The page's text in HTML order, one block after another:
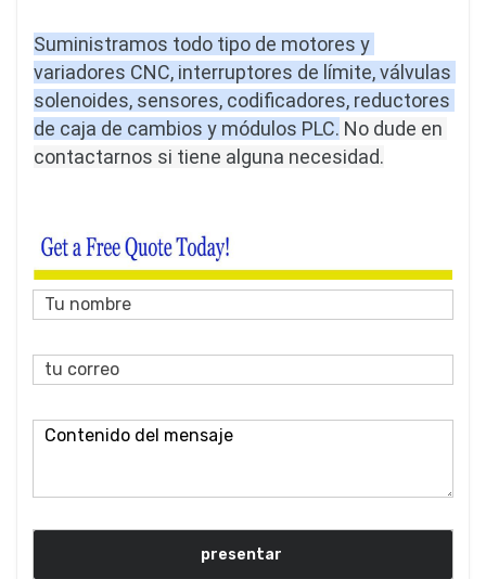
Suministramos todo tipo de motores y
variadores CNC, interruptores de límite, válvulas
solenoides, sensores, codificadores, reductores
de caja de cambios y módulos PLC. No dude en
contactarnos si tiene alguna necesidad.